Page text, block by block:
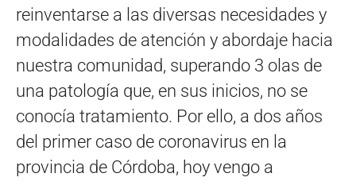
reinventarse a las diversas necesidades y
modalidades de atención y abordaje hacia
nuestra comunidad, superando 3 olas de
una patología que, en sus inicios, no se
conocía tratamiento. Por ello, a dos años
del primer caso de coronavirus en la
provincia de Córdoba, hoy vengo a